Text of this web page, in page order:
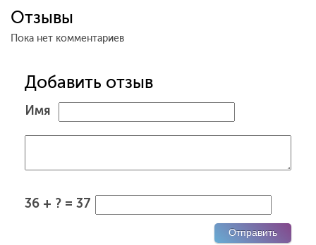
Отзывы
Пока нет комментариев
Добавить отзыв
Имя
36 + ? = 37